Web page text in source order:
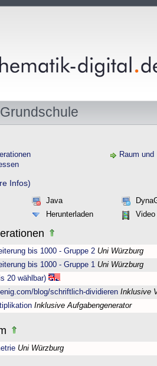
Raum und
Infos)
Java
Herunterladen Video
bis 1000 - Gruppe 2 Uni Würzburg
bis 1000 - Gruppe 1 Uni Würzburg
20 wählbar)
blog/schriftlich-dividieren Inklusive
Inklusive Aufgabengenerator
Uni Würzburg